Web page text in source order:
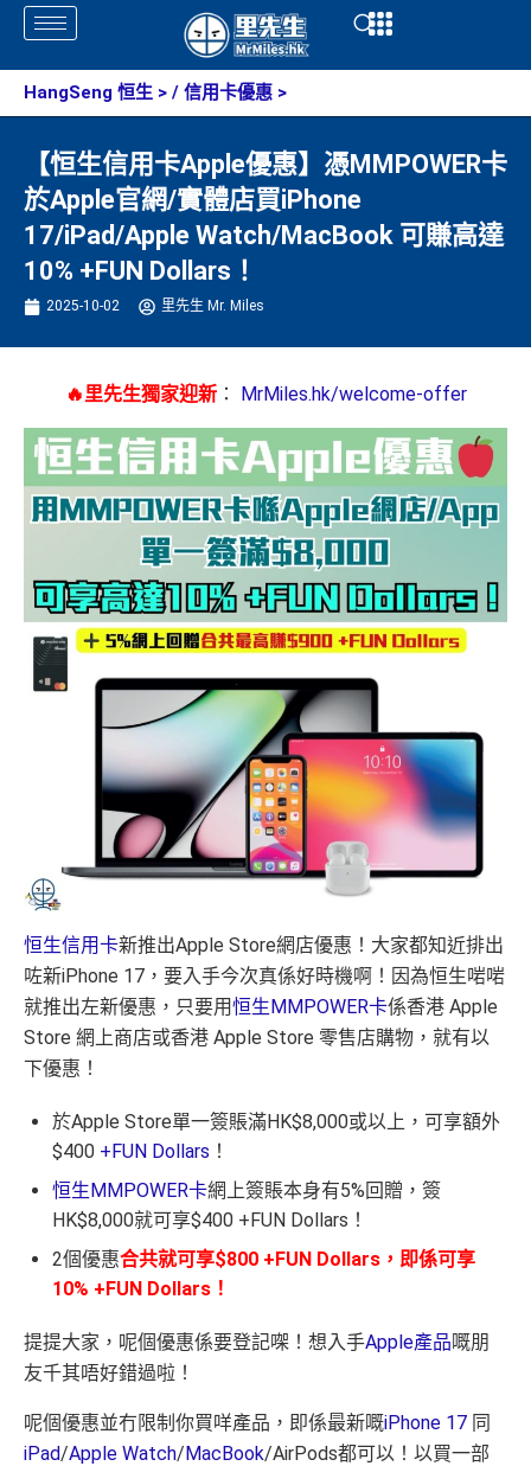
Skip
content
Open
HangSeng 恒生 > / 信用卡優惠 >
【恒生信用卡Apple優惠】憑MMPOWER卡
於Apple官網/實體店買iPhone
17/iPad/Apple Watch/MacBook 可賺高達
10% +FUN Dollars！
2025-10-02 里先生 Mr. Miles
🔥里先生獨家迎新： MrMiles.hk/welcome-offer
恒生信用卡新推出Apple Store網店優惠！大家都知近排出
咗新iPhone 17，要入手今次真係好時機啊！因為恒生啱啱
就推出左新優惠，只要用恒生MMPOWER卡係香港 Apple
Store 網上商店或香港 Apple Store 零售店購物，就有以
下優惠！
於Apple Store單一簽賬滿HK$8,000或以上，可享額外
$400 +FUN Dollars ！
恒生MMPOWER卡網上簽賬本身有5%回贈，簽
HK$8,000就可享$400 +FUN Dollars！
2個優惠合共就可享$800 +FUN Dollars，即係可享
10% +FUN Dollars！
提提大家，呢個優惠係要登記㗎！想入手Apple產品嘅朋
友千其唔好錯過啦！
呢個優惠並冇限制你買咩產品，即係最新嘅iPhone 17 同
iPad/Apple Watch/MacBook/AirPods都可以！以買一部